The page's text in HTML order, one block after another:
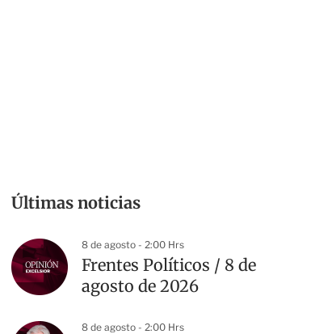
Últimas noticias
8 de agosto - 2:00 Hrs
Frentes Políticos / 8 de
agosto de 2026
8 de agosto - 2:00 Hrs